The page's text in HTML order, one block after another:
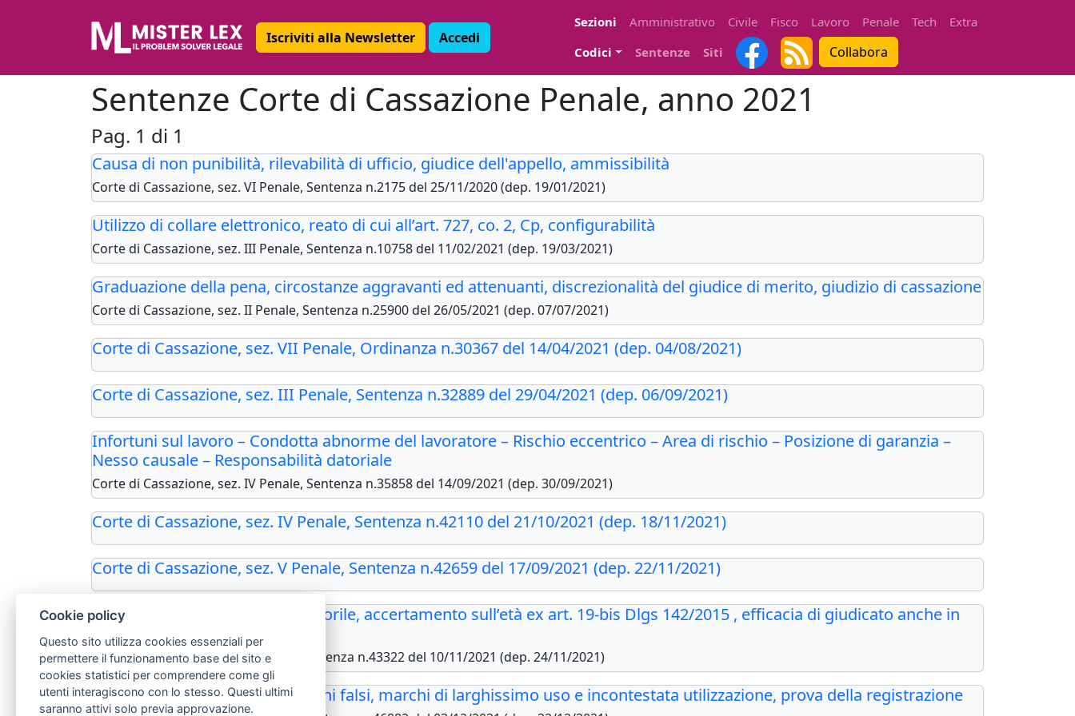
Iscriviti alla Newsletter Accedi
Sezioni Amministrativo Civile Fisco Lavoro Penale Tech
Extra
Codici
Sentenze Siti Collabora
Sentenze Corte di Cassazione Penale, anno 2021
Pag. 1 di 1
Causa di non punibilità, rilevabilità di ufficio, giudice dell'appello, ammissibilità
Corte di Cassazione, sez. VI Penale, Sentenza n.2175 del 25/11/2020 (dep. 19/01/2021)
Utilizzo di collare elettronico, reato di cui all’art. 727, co. 2, Cp, configurabilità
Corte di Cassazione, sez. III Penale, Sentenza n.10758 del 11/02/2021 (dep. 19/03/2021)
Graduazione della pena, circostanze aggravanti ed attenuanti, discrezionalità del giudice di merito, giudizio di cassazione
Corte di Cassazione, sez. II Penale, Sentenza n.25900 del 26/05/2021 (dep. 07/07/2021)
Corte di Cassazione, sez. VII Penale, Ordinanza n.30367 del 14/04/2021 (dep. 04/08/2021)
Corte di Cassazione, sez. III Penale, Sentenza n.32889 del 29/04/2021 (dep. 06/09/2021)
Infortuni sul lavoro – Condotta abnorme del lavoratore – Rischio eccentrico – Area di rischio – Posizione di garanzia –
Nesso causale – Responsabilità datoriale
Corte di Cassazione, sez. IV Penale, Sentenza n.35858 del 14/09/2021 (dep. 30/09/2021)
Corte di Cassazione, sez. IV Penale, Sentenza n.42110 del 21/10/2021 (dep. 18/11/2021)
Corte di Cassazione, sez. V Penale, Sentenza n.42659 del 17/09/2021 (dep. 22/11/2021)
Giudice ordinario e giudice minorile, accertamento sull’età ex art. 19-bis Dlgs 142/2015 , efficacia di giudicato anche in
sede penale
Corte di Cassazione, sez. I Penale, Sentenza n.43322 del 10/11/2021 (dep. 24/11/2021)
Commercio di prodotti con segni falsi, marchi di larghissimo uso e incontestata utilizzazione, prova della registrazione
Cookie policy
Questo sito utilizza cookies essenziali per
permettere il funzionamento base del sito e
cookies statistici per comprendere come gli
utenti interagiscono con lo stesso. Questi ultimi
saranno attivi solo previa approvazione.